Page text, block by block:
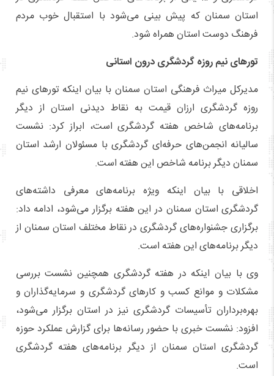
استان سمنان که پیش بینی می‌شود با استقبال خوب مردم
فرهنگ دوست استان همراه شود.
تورهای نیم روزه گردشگری درون استانی
مدیرکل میراث فرهنگی استان سمنان با بیان اینکه تورهای نیم
روزه گردشگری ارزان قیمت به نقاط دیدنی استان از دیگر
برنامه‌های شاخص هفته گردشگری است، ابراز کرد: نشست
سالیانه انجمن‌های حرفه‌ای گردشگری با مسئولان ارشد استان
سمنان دیگر برنامه شاخص این هفته است.
اخلاقی با بیان اینکه ویژه برنامه‌های معرفی داشته‌های
گردشگری استان سمنان در این هفته برگزار می‌شود، ادامه داد:
برگزاری جشنواره‌های گردشگری در نقاط مختلف استان سمنان از
دیگر برنامه‌های این هفته است.
وی با بیان اینکه در هفته گردشگری همچنین نشست بررسی
مشکلات و موانع کسب و کارهای گردشگری و سرمایه‌گذاران و
بهره‌برداران تأسیسات گردشگری نیز در استان برگزار می‌شود،
افزود: نشست خبری با حضور رسانه‌ها برای گزارش عملکرد حوزه
گردشگری استان سمنان از دیگر برنامه‌های هفته گردشگری
است.